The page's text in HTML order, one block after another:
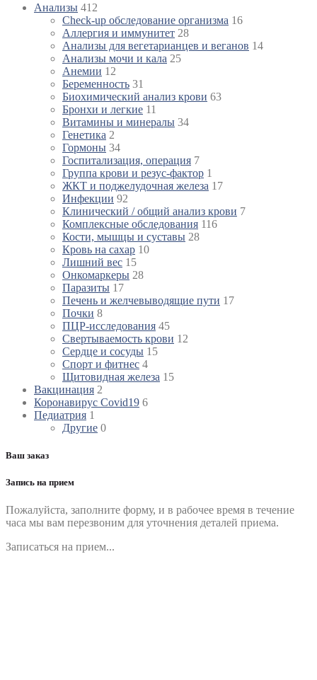
Анализы 412
Check-up обследование организма 16
Аллергия и иммунитет 28
Анализы для вегетарианцев и веганов 14
Анализы мочи и кала 25
Анемии 12
Беременность 31
Биохимический анализ крови 63
Бронхи и легкие 11
Витамины и минералы 34
Генетика 2
Гормоны 34
Госпитализация, операция 7
Группа крови и резус-фактор 1
ЖКТ и поджелудочная железа 17
Инфекции 92
Клинический / общий анализ крови 7
Комплексные обследования 116
Кости, мышцы и суставы 28
Кровь на сахар 10
Лишний вес 15
Онкомаркеры 28
Паразиты 17
Печень и желчевыводящие пути 17
Почки 8
ПЦР-исследования 45
Свертываемость крови 12
Сердце и сосуды 15
Спорт и фитнес 4
Щитовидная железа 15
Вакцинация 2
Коронавирус Covid19 6
Педиатрия 1
Другие 0
Ваш заказ
Запись на прием
Пожалуйста, заполните форму, и в рабочее время в течение
часа мы вам перезвоним для уточнения деталей приема.
Записаться на прием...